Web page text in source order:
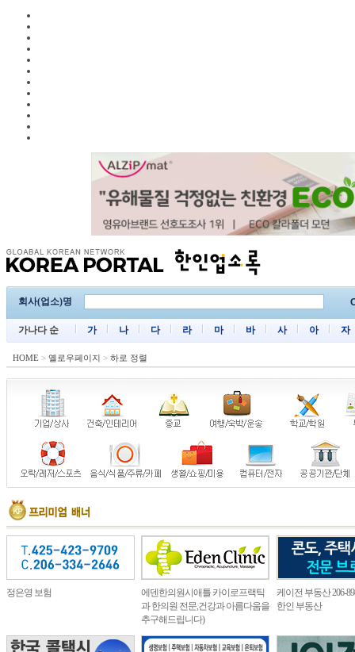
회사(업소)명
가나다 순 가 나 다 라 마 바 사 아 자
HOME > 옐로우페이지 > 하로 정렬
정은영 보험
에덴한의원시애틀 카이로프랙틱
과 한의원 전문,건강과 아름다움을
추구해드립니다)
케이전 부동산 206-
한인 부동산